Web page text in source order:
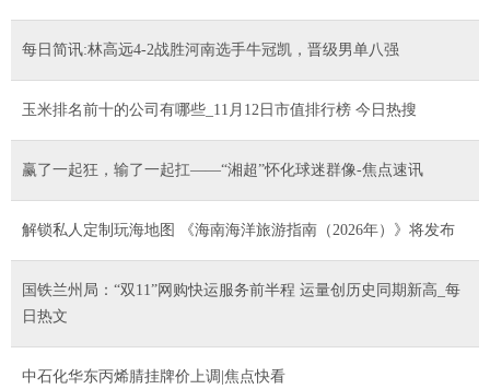
每日简讯:林高远4-2战胜河南选手牛冠凯，晋级男单八强
玉米排名前十的公司有哪些_11月12日市值排行榜 今日热搜
​赢了一起狂，输了一起扛——“湘超”怀化球迷群像-焦点速讯
解锁私人定制玩海地图 《海南海洋旅游指南（2026年）》将发布
国铁兰州局：“双11”网购快运服务前半程 运量创历史同期新高_每
日热文
中石化华东丙烯腈挂牌价上调|焦点快看